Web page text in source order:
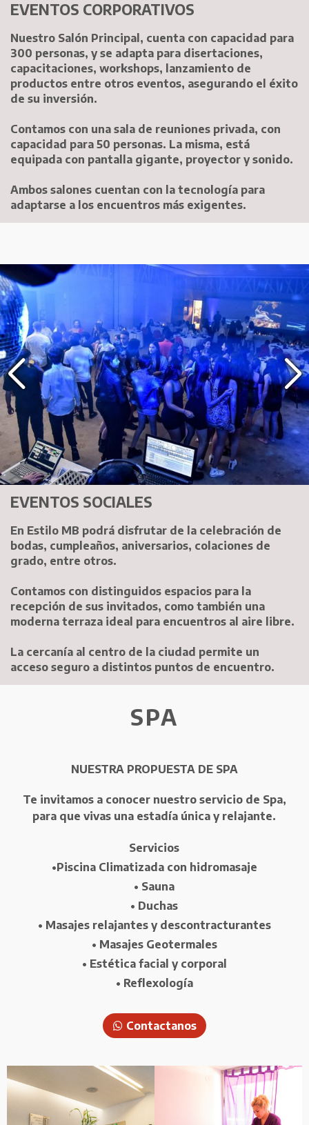
EVENTOS CORPORATIVOS
Nuestro Salón Principal, cuenta con capacidad para
300 personas, y se adapta para disertaciones,
capacitaciones, workshops, lanzamiento de
productos entre otros eventos, asegurando el éxito
de su inversión.
Contamos con una sala de reuniones privada, con
capacidad para 50 personas. La misma, está
equipada con pantalla gigante, proyector y sonido.
Ambos salones cuentan con la tecnología para
adaptarse a los encuentros más exigentes.
EVENTOS SOCIALES
En Estilo MB podrá disfrutar de la celebración de
bodas, cumpleaños, aniversarios, colaciones de
grado, entre otros.
Contamos con distinguidos espacios para la
recepción de sus invitados, como también una
moderna terraza ideal para encuentros al aire libre.
La cercanía al centro de la ciudad permite un
acceso seguro a distintos puntos de encuentro.
SPA
NUESTRA PROPUESTA DE SPA
Te invitamos a conocer nuestro servicio de Spa,
para que vivas una estadía única y relajante.
Servicios
•Piscina Climatizada con hidromasaje
• Sauna
• Duchas
• Masajes relajantes y descontracturantes
• Masajes Geotermales
• Estética facial y corporal
• Reflexología
Contactanos